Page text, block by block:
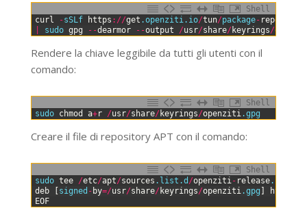
Shell
curl -sSLf https : //get .openziti .io/tun/package- repos
sudo gpg --dearmor --output /usr/share/ keyrings/
Rendere la chiave leggibile da tutti gli utenti con il
comando:
Shell
sudo chmod a+r /usr/share/ keyrings/openziti .gpg
Creare il file di repository APT con il comando:
Shell
sudo tee /etc/apt/sources .list .d /openziti - release.list
deb
[signed - by=/usr/share/ keyrings/openziti .gpg ] https
EOF